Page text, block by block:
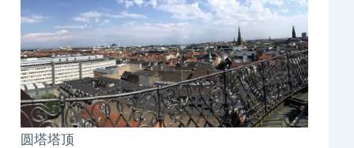
圆塔塔顶